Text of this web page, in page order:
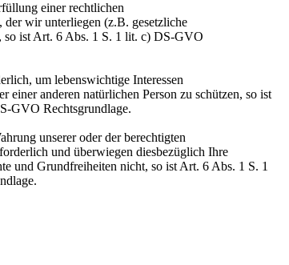
einer rechtlichen
wir unterliegen (z.B. gesetzliche
so ist Art. 6 Abs. 1 S. 1 lit. c) DS-GVO
um lebenswichtige Interessen
einer anderen natürlichen Person zu schützen, so ist
GVO Rechtsgrundlage.
unserer oder der berechtigten
und überwiegen diesbezüglich Ihre
und Grundfreiheiten nicht, so ist Art. 6 Abs. 1 S. 1